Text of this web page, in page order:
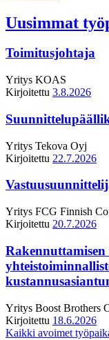
Uusimmat
Toimitusjohtaja
Yritys KOAS
Kirjoitettu 3.8.2026
Yritys Tekova Oyj
Kirjoitettu 22.7.2026
Yritys FCG Finnish
Kirjoitettu 20.7.2026
Yritys Boost Brothers
Kirjoitettu 18.6.2026
Kaikki avoimet